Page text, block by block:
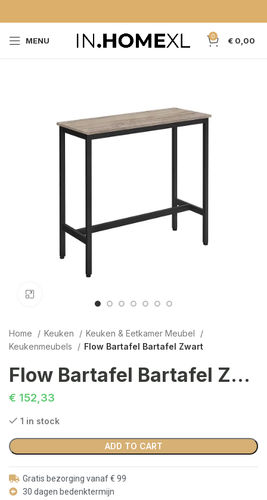
MENU 0 € 0,00
Home Keuken
Keuken & Eetkamer Meubel
Keukenmeubels
Flow Bartafel Bartafel Zwart
Flow Bartafel Bartafel Zwart
€ 152,33
1 in stock
ADD TO CART
Gratis bezorging vanaf € 99
30 dagen bedenktermijn